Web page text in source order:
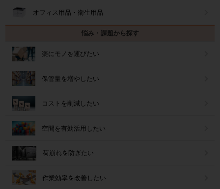
オフィス用品・衛生用品
悩み・課題から探す
楽にモノを運びたい
保管量を増やしたい
コストを削減したい
空間を有効活用したい
荷崩れを防ぎたい
作業効率を改善したい